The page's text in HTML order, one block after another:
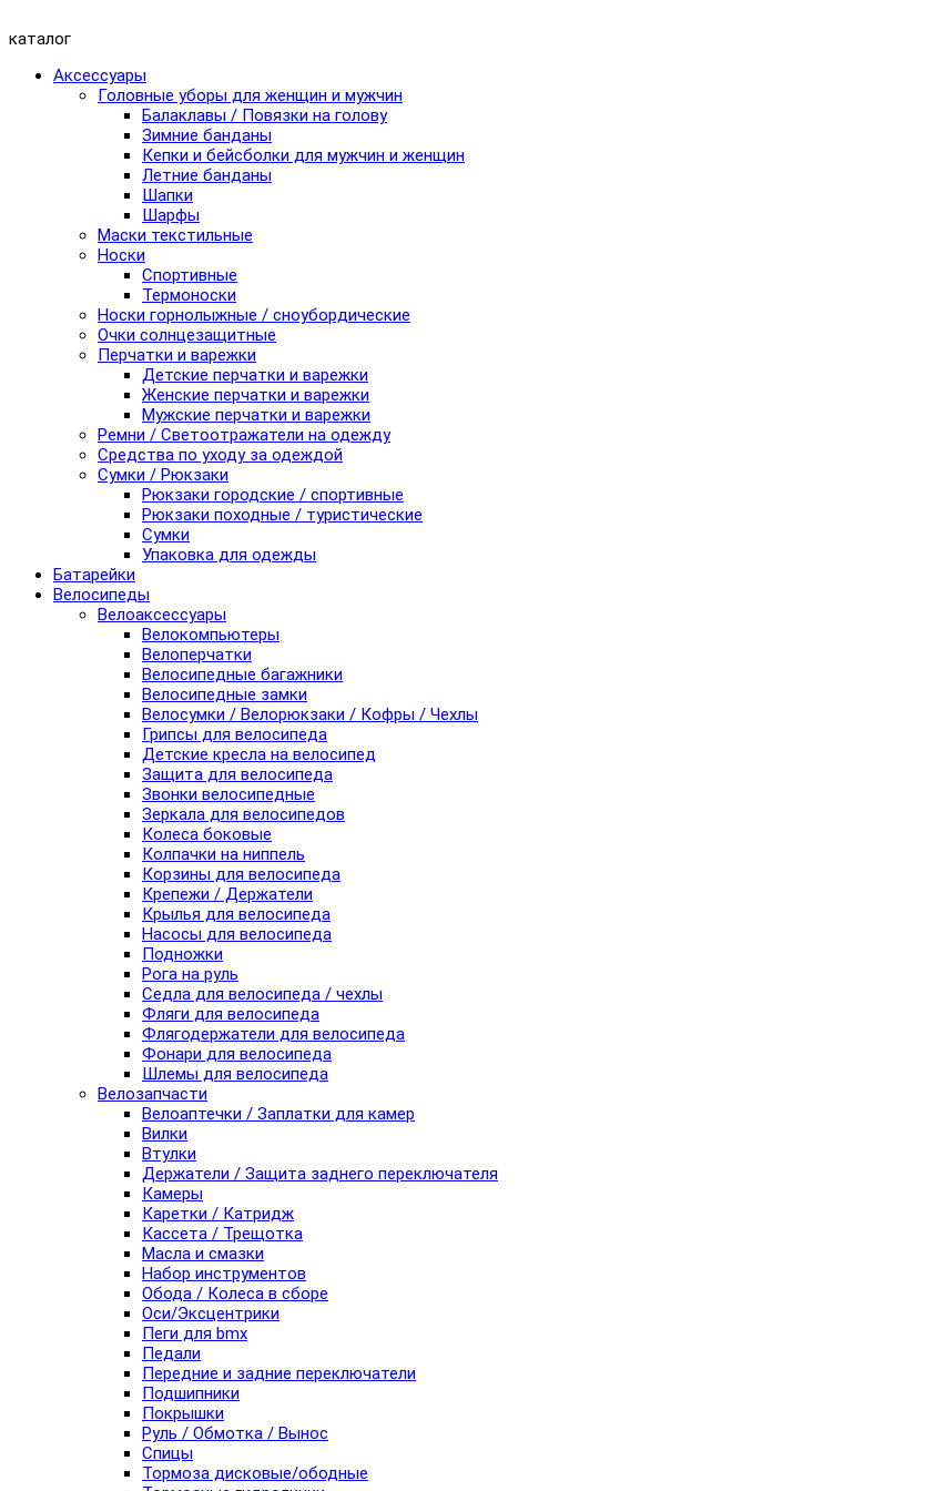
каталог
Аксессуары
Головные уборы для женщин и мужчин
Балаклавы / Повязки на голову
Зимние банданы
Кепки и бейсболки для мужчин и женщин
Летние банданы
Шапки
Шарфы
Маски текстильные
Носки
Спортивные
Термоноски
Носки горнолыжные / сноубордические
Очки солнцезащитные
Перчатки и варежки
Детские перчатки и варежки
Женские перчатки и варежки
Мужские перчатки и варежки
Ремни / Светоотражатели на одежду
Средства по уходу за одеждой
Сумки / Рюкзаки
Рюкзаки городские / спортивные
Рюкзаки походные / туристические
Сумки
Упаковка для одежды
Батарейки
Велосипеды
Велоаксессуары
Велокомпьютеры
Велоперчатки
Велосипедные багажники
Велосипедные замки
Велосумки / Велорюкзаки / Кофры / Чехлы
Грипсы для велосипеда
Детские кресла на велосипед
Защита для велосипеда
Звонки велосипедные
Зеркала для велосипедов
Колеса боковые
Колпачки на ниппель
Корзины для велосипеда
Крепежи / Держатели
Крылья для велосипеда
Насосы для велосипеда
Подножки
Рога на руль
Седла для велосипеда / чехлы
Фляги для велосипеда
Флягодержатели для велосипеда
Фонари для велосипеда
Шлемы для велосипеда
Велозапчасти
Велоаптечки / Заплатки для камер
Вилки
Втулки
Держатели / Защита заднего переключателя
Камеры
Каретки / Катридж
Кассета / Трещотка
Масла и смазки
Набор инструментов
Обода / Колеса в сборе
Оси/Эксцентрики
Пеги для bmx
Педали
Передние и задние переключатели
Подшипники
Покрышки
Руль / Обмотка / Вынос
Спицы
Тормоза дисковые/ободные